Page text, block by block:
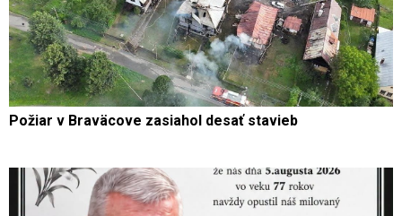
Požiar v Braväcove zasiahol desať stavieb